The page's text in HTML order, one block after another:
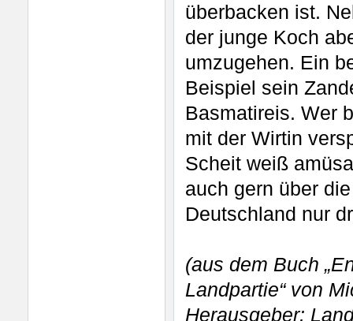
überbacken ist.
der junge Koch
umzugehen. Ein
Beispiel sein
Basmatireis. Wer
mit der Wirtin
Scheit weiß
auch gern über
Deutschland nur
(aus dem Buch
Landpartie“ von
Herausgeber: